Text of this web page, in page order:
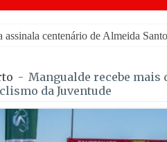
em Fornos de Alg
- Mangualde recebe mais
da Juventude